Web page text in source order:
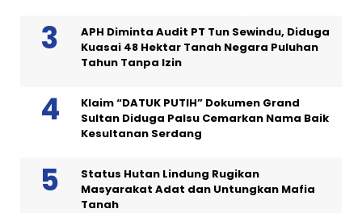
APH Diminta Audit PT Tun Sewindu, Diduga
Kuasai 48 Hektar Tanah Negara Puluhan
Tahun Tanpa Izin
Klaim “DATUK PUTIH” Dokumen Grand
Sultan Diduga Palsu Cemarkan Nama Baik
Kesultanan Serdang
Status Hutan Lindung Rugikan
Masyarakat Adat dan Untungkan Mafia
Tanah